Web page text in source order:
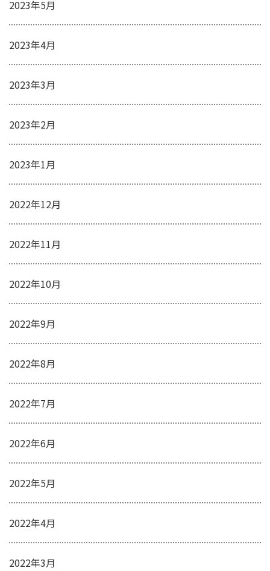
2023年5月
2023年4月
2023年3月
2023年2月
2023年1月
2022年12月
2022年11月
2022年10月
2022年9月
2022年8月
2022年7月
2022年6月
2022年5月
2022年4月
2022年3月